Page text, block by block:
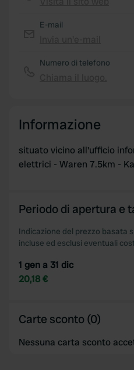
E-mail
Numero di telefono
Informazione
situato vicino all'ufficio
elettrici - Waren 7.5km -
Periodo di apertura e
Indicazione del prezzo basata
incluse ed esclusi eventuali
1 gen a 31 dic
20,18 €
Carte sconto (0)
Nessuna carta sconto